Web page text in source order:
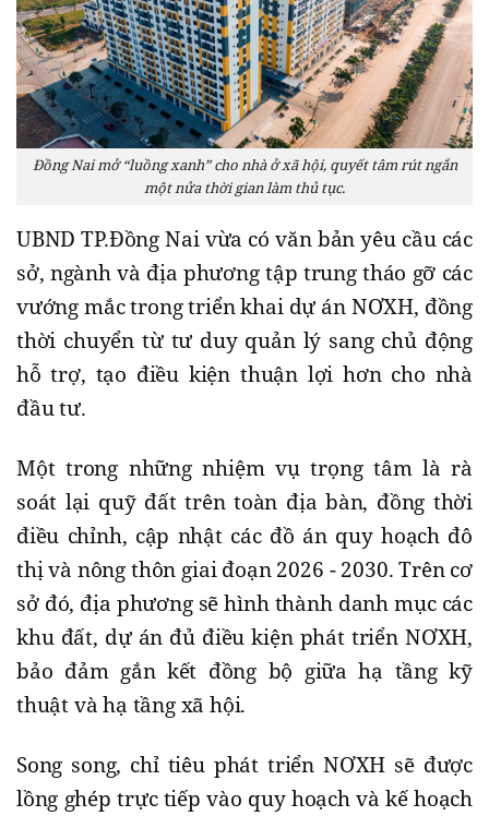
Đồng Nai mở “luồng xanh” cho nhà ở xã hội, quyết tâm rút ngắn
một nửa thời gian làm thủ tục.
UBND TP.Đồng Nai vừa có văn bản yêu cầu các
sở, ngành và địa phương tập trung tháo gỡ các
vướng mắc trong triển khai dự án NƠXH, đồng
thời chuyển từ tư duy quản lý sang chủ động
hỗ trợ, tạo điều kiện thuận lợi hơn cho nhà
đầu tư.
Một trong những nhiệm vụ trọng tâm là rà
soát lại quỹ đất trên toàn địa bàn, đồng thời
điều chỉnh, cập nhật các đồ án quy hoạch đô
thị và nông thôn giai đoạn 2026 - 2030. Trên cơ
sở đó, địa phương sẽ hình thành danh mục các
khu đất, dự án đủ điều kiện phát triển NƠXH,
bảo đảm gắn kết đồng bộ giữa hạ tầng kỹ
thuật và hạ tầng xã hội.
Song song, chỉ tiêu phát triển NƠXH sẽ được
lồng ghép trực tiếp vào quy hoạch và kế hoạch